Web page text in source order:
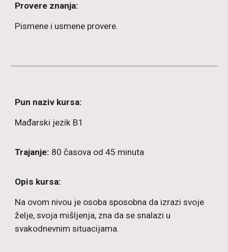
Provere znanja:
Pismene i usmene provere.
Pun naziv kursa:
Mađarski jezik B1
Trajanje: 80 časova od 45 minuta
Opis kursa:
Na ovom nivou je osoba sposobna da izrazi svoje
želje, svoja mišljenja, zna da se snalazi u
svakodnevnim situacijama.